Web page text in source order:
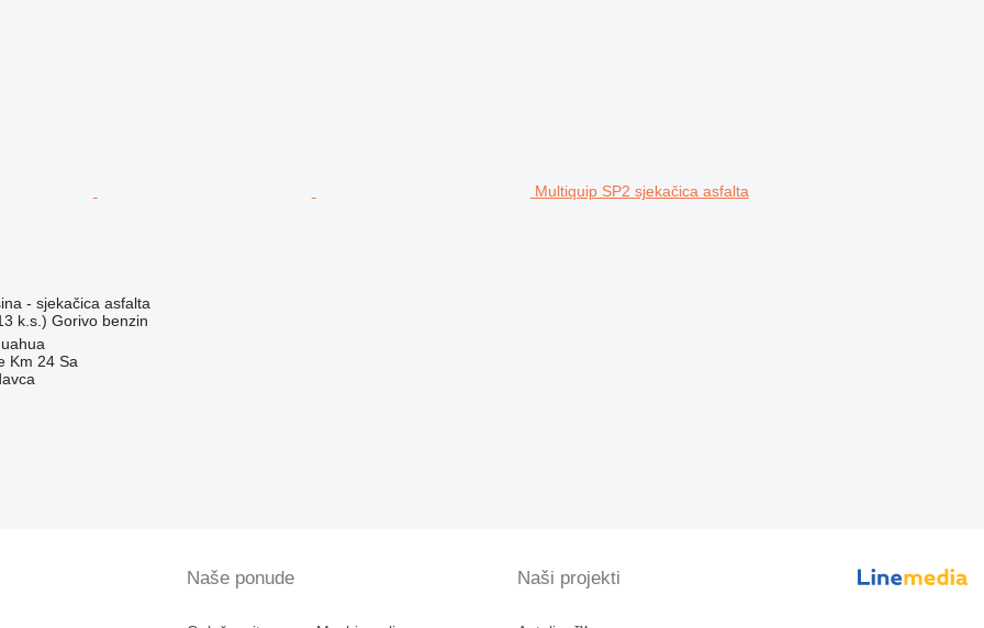
Multiquip SP2 sjekačica asfalta
- sjekačica asfalta
k.s.) Gorivo benzin
Km 24 Sa
Naše ponude Naši projekti